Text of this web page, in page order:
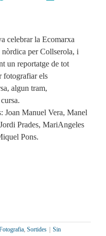
celebrar la Ecomarxa
per Collserola, i
un reportatge de tot
fotografiar els
algun tram,
Joan Manuel Vera, Manel
Prades, MariAngeles
Pons.
Sortides | Sin